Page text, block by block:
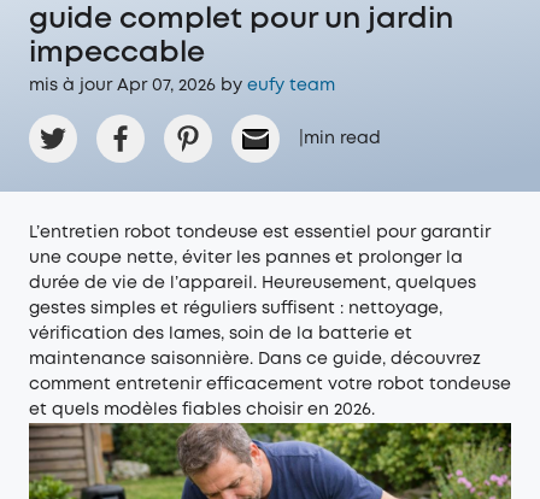
guide complet pour un jardin
impeccable
mis à jour Apr 07, 2026 by eufy team
min read
L’entretien robot tondeuse est essentiel pour garantir
une coupe nette, éviter les pannes et prolonger la
durée de vie de l’appareil. Heureusement, quelques
gestes simples et réguliers suffisent : nettoyage,
vérification des lames, soin de la batterie et
maintenance saisonnière. Dans ce guide, découvrez
comment entretenir efficacement votre robot tondeuse
et quels modèles fiables choisir en 2026.